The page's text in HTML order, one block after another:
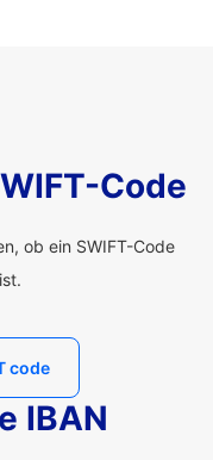
Code
ob ein SWIFT-Code
code
IBAN